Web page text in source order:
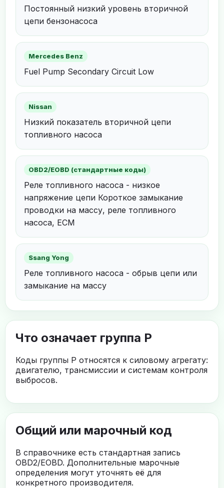
Постоянный низкий уровень вторичной
цепи бензонасоса
Mercedes Benz
Fuel Pump Secondary Circuit Low
Nissan
Низкий показатель вторичной цепи
топливного насоса
OBD2/EOBD (стандартные коды)
Реле топливного насоса - низкое
напряжение цепи Короткое замыкание
проводки на массу, реле топливного
насоса, ECM
Ssang Yong
Реле топливного насоса - обрыв цепи или
замыкание на массу
Что означает группа P
Коды группы P относятся к силовому агрегату:
двигателю, трансмиссии и системам контроля
выбросов.
Общий или марочный код
В справочнике есть стандартная запись
OBD2/EOBD. Дополнительные марочные
определения могут уточнять её для
конкретного производителя.